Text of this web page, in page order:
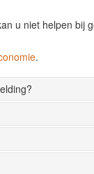
u niet helpen bij
.